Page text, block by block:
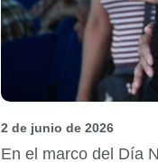
2 de junio de 2026
En el marco del Día